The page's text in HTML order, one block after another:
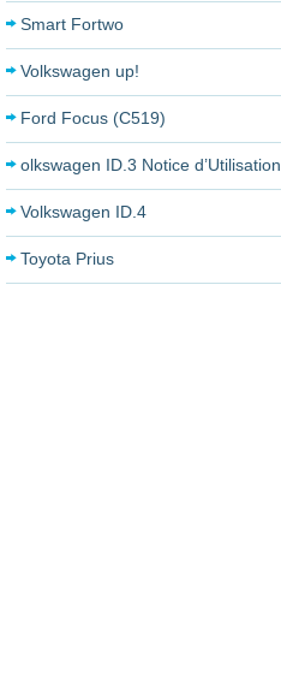
Smart Fortwo
Volkswagen up!
Ford Focus (C519)
olkswagen ID.3 Notice d’Utilisation
Volkswagen ID.4
Toyota Prius